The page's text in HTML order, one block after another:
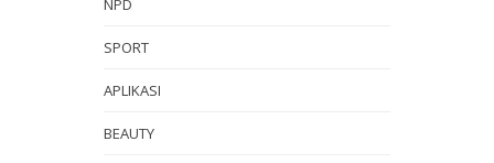
NPD
SPORT
APLIKASI
BEAUTY